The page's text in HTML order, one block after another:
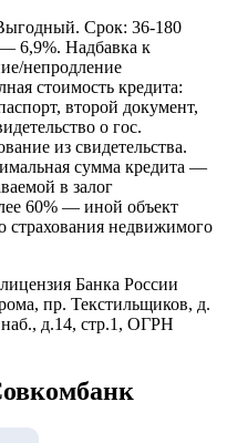
Срок: 36-180
6,9%. Надбавка к
непродление
стоимость кредита:
второй документ,
о гос.
из свидетельства.
сумма кредита —
в залог
60% — иной объект
страхования недвижимого
Банка России
пр. Текстильщиков, д.
д.14, стр.1, ОГРН